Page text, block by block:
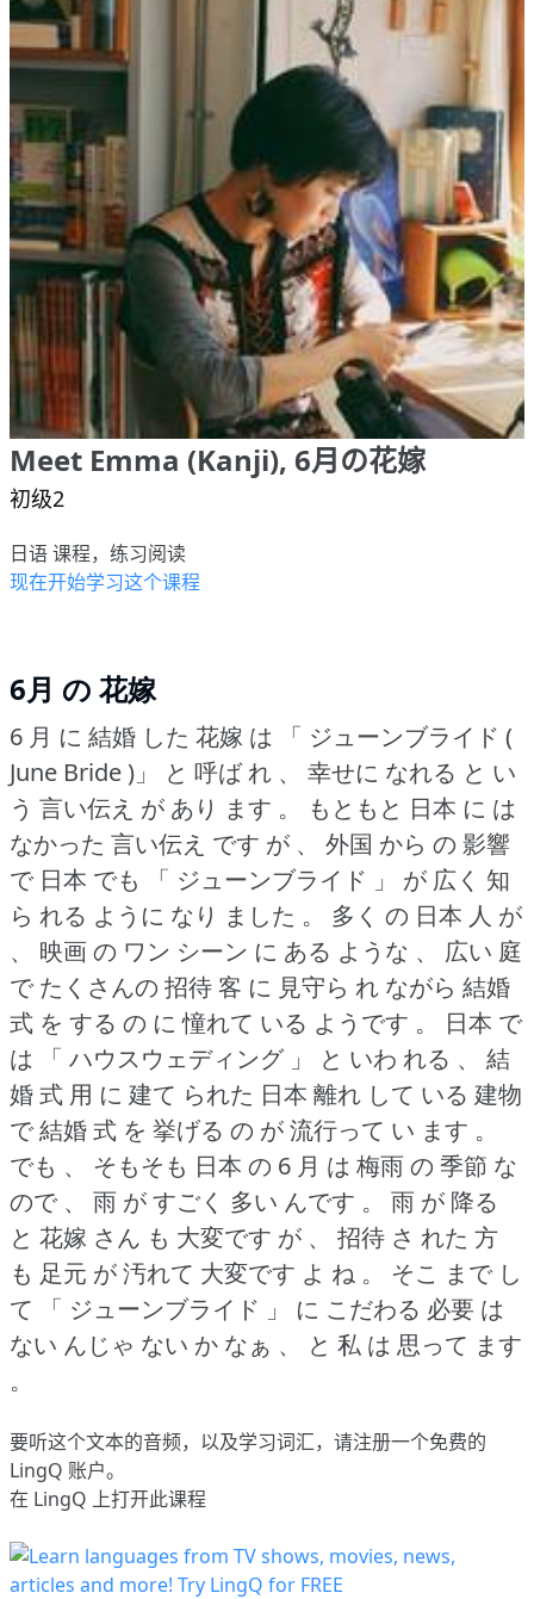
Meet Emma (Kanji), 6月の花嫁
初级2
日语 课程，练习阅读
现在开始学习这个课程
6月 の 花嫁
6 月 に 結婚 した 花嫁 は 「 ジューンブライド (
June Bride )」 と 呼ば れ 、 幸せに なれる と い
う 言い伝え が あり ます 。
もともと 日本 に は
なかった 言い伝え です が 、 外国 から の 影響
で 日本 でも 「 ジューンブライド 」 が 広く 知
ら れる ように なり ました 。
多く の 日本 人 が
、 映画 の ワン シーン に ある ような 、 広い 庭
で たくさんの 招待 客 に 見守ら れ ながら 結婚
式 を する の に 憧れて いる ようです 。
日本 で
は 「 ハウスウェディング 」 と いわ れる 、 結
婚 式 用 に 建て られた 日本 離れ して いる 建物
で 結婚 式 を 挙げる の が 流行って い ます 。
でも 、 そもそも 日本 の 6 月 は 梅雨 の 季節 な
ので 、 雨 が すごく 多い んです 。
雨 が 降る
と 花嫁 さん も 大変です が 、 招待 さ れた 方
も 足元 が 汚れて 大変です よ ね 。
そこ まで し
て 「 ジューンブライド 」 に こだわる 必要 は
ない んじゃ ない か なぁ 、 と 私 は 思って ます
。
要听这个文本的音频，以及学习词汇，请注册一个免费的
LingQ 账户。
在 LingQ 上打开此课程